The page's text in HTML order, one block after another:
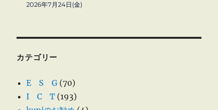
2026年7月24日(金)
カテゴリー
E S G (70)
I C T (193)